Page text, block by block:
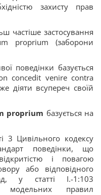
захисту прав
частіше застосування
proprium (заборони
поведінки базується
concedit venire contra
діяти всупереч своїй
proprium базується на
3 Цивільного кодексу
поведінки, що
і повагою
або відповідного
у статті I.-1:103
правил